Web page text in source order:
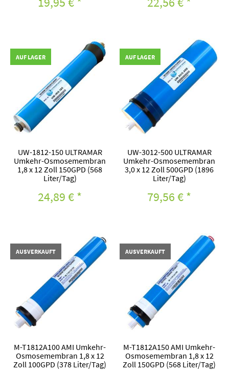
AUF LAGER
UW-1812-150 ULTRAMAR
Umkehr-Osmosemembran
1,8 x 12 Zoll 150GPD (568
Liter/Tag)
24,89 €*
AUF LAGER
UW-3012-500 ULTRAMAR
Umkehr-Osmosemembran
3,0 x 12 Zoll 500GPD (1896
Liter/Tag)
79,56 €*
AUSVERKAUFT
M-T1812A100 AMI Umkehr-
Osmosemembran 1,8 x 12
Zoll 100GPD (378 Liter/Tag)
AUSVERKAUFT
M-T1812A150 AMI Umkehr-
Osmosemembran 1,8 x 12
Zoll 150GPD (568 Liter/Tag)